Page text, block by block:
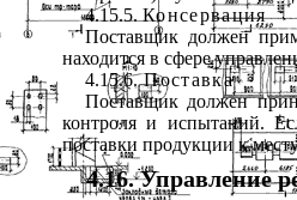
4.15.5. Консервация
Поставщик должен
находится в сфере
4.15.6.Поставка
Поставщик должен
контроля и испытаний.
поставки продукции к
4.16. Управление